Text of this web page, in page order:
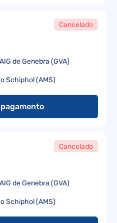
Cancelado
de Genebra (GVA)
Schiphol (AMS)
Cancelado
de Genebra (GVA)
Schiphol (AMS)